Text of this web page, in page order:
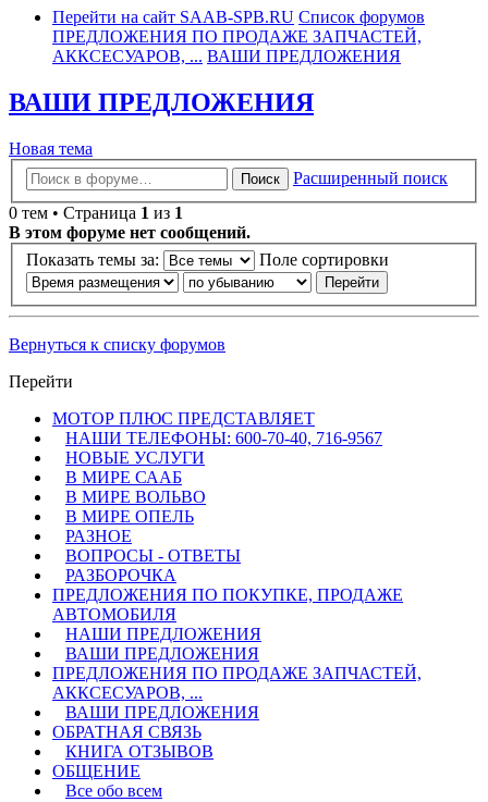
Перейти на сайт SAAB-SPB.RU Список форумов
ПРЕДЛОЖЕНИЯ ПО ПРОДАЖЕ ЗАПЧАСТЕЙ,
АККСЕСУАРОВ, ... ВАШИ ПРЕДЛОЖЕНИЯ
ВАШИ ПРЕДЛОЖЕНИЯ
Новая тема
Поиск
Расширенный поиск
0 тем • Страница 1 из 1
В этом форуме нет сообщений.
Показать темы за:
Поле сортировки
Вернуться к списку форумов
Перейти
МОТОР ПЛЮС ПРЕДСТАВЛЯЕТ
НАШИ ТЕЛЕФОНЫ: 600-70-40, 716-9567
НОВЫЕ УСЛУГИ
В МИРЕ СААБ
В МИРЕ ВОЛЬВО
В МИРЕ ОПЕЛЬ
РАЗНОЕ
ВОПРОСЫ - ОТВЕТЫ
РАЗБОРОЧКА
ПРЕДЛОЖЕНИЯ ПО ПОКУПКЕ, ПРОДАЖЕ
АВТОМОБИЛЯ
НАШИ ПРЕДЛОЖЕНИЯ
ВАШИ ПРЕДЛОЖЕНИЯ
ПРЕДЛОЖЕНИЯ ПО ПРОДАЖЕ ЗАПЧАСТЕЙ,
АККСЕСУАРОВ, ...
ВАШИ ПРЕДЛОЖЕНИЯ
ОБРАТНАЯ СВЯЗЬ
КНИГА ОТЗЫВОВ
ОБЩЕНИЕ
Все обо всем